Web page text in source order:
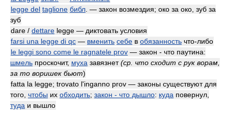
legge del taglione библ . — закон возмездия; око за око, зуб за
зуб
dare / dettare legge — диктовать условия
farsi una legge di qc — вменить себе в обязанность что-либо
le leggi sono come le ragnatele prov — закон - что паутина:
шмель проскочит, муха завязнет(ср. что сходит с рук ворам,
за то воришек бьют)
fatta la legge; trovato l'inganno prov — законы существуют для
того, чтобы их обходить; закон - что дышло: куда повернул,
туда и вышло